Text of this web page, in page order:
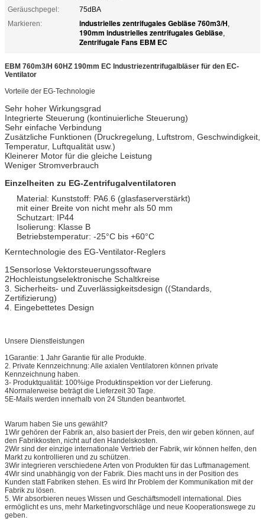
Geräuschpegel:
75dBA
Markieren:
industrielles zentrifugales Gebläse 760m3/H,
190mm industrielles zentrifugales Gebläse,
Zentrifugale Fans EBM EC
EBM 760m3/H 60HZ 190mm EC Industriezentrifugalbläser für den EC-
Ventilator
Vorteile der EG-Technologie
Sehr hoher Wirkungsgrad
Integrierte Steuerung (kontinuierliche Steuerung)
Sehr einfache Verbindung
Zusätzliche Funktionen (Druckregelung, Luftstrom, Geschwindigkeit,
Temperatur, Luftqualität usw.)
Kleinerer Motor für die gleiche Leistung
Weniger Stromverbrauch
Einzelheiten zu EG-Zentrifugalventilatoren
Material: Kunststoff: PA6.6 (glasfaserverstärkt)
mit einer Breite von nicht mehr als 50 mm
Schutzart: IP44
Isolierung: Klasse B
Betriebstemperatur: -25°C bis +60°C
Kerntechnologie des EG-Ventilator-Reglers
1Sensorlose Vektorsteuerungssoftware
2Hochleistungselektronische Schaltkreise
3. Sicherheits- und Zuverlässigkeitsdesign ((Standards,
Zertifizierung)
4. Eingebettetes Design
Unsere Dienstleistungen
1Garantie: 1 Jahr Garantie für alle Produkte.
2. Private Kennzeichnung: Alle axialen Ventilatoren können private
Kennzeichnung haben.
3- Produktqualität: 100%ige Produktinspektion vor der Lieferung.
4Normalerweise beträgt die Lieferzeit 30 Tage.
5E-Mails werden innerhalb von 24 Stunden beantwortet.
Warum haben Sie uns gewählt?
1Wir gehören der Fabrik an, also basiert der Preis, den wir geben können, auf
den Fabrikkosten, nicht auf den Handelskosten.
2Wir sind der einzige internationale Vertrieb der Fabrik, wir können helfen, den
Markt zu kontrollieren und zu schützen.
3Wir integrieren verschiedene Arten von Produkten für das Luftmanagement.
4Wir sind unabhängig von der Fabrik. Dies macht uns in der Position des
Kunden statt Fabriken stehen. Es wird Ihr Problem der Kommunikation mit der
Fabrik zu lösen.
5. Wir absorbieren neues Wissen und Geschäftsmodell international. Dies
ermöglicht es uns, mehr Marketingvorschläge und neue Kooperationswege zu
geben.